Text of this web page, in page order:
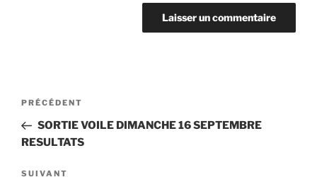
Navigation
l’article
Article
précédent
PRÉCÉDENT
SORTIE VOILE DIMANCHE 16 SEPTEMBRE
RESULTATS
Article
SUIVANT